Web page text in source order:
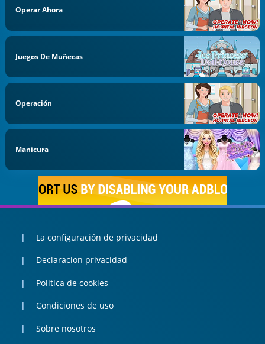
Operar Ahora
Juegos De Muñecas
Operación
Manicura
La configuración de privacidad
Declaracion privacidad
Politica de cookies
Condiciones de uso
Sobre nosotros